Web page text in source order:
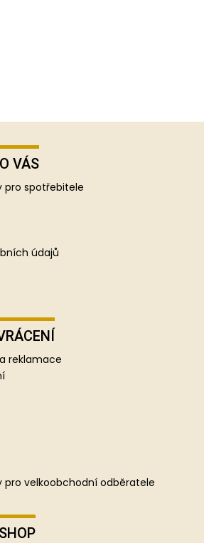
VÁS
pro spotřebitele
údajů
reklamace
velkoobchodní odběratele